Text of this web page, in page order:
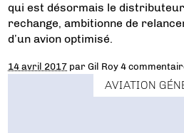
qui est désormais le
rechange, ambitionne de
d’un avion optimisé.
14 avril 2017 parGil Roy 4
AVIATION